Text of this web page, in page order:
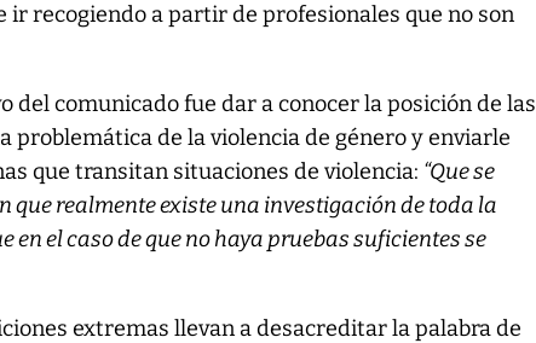
ir recogiendo a partir de profesionales que no son
del comunicado fue dar a conocer la posición de las
problemática de la violencia de género y enviarle
que transitan situaciones de violencia: “Que se
que realmente existe una investigación de toda la
en el caso de que no haya pruebas suficientes se
extremas llevan a desacreditar la palabra de